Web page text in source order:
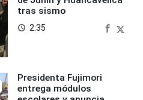
tras sismo
access_time 2:35
Presidenta Fujimori
entrega módulos